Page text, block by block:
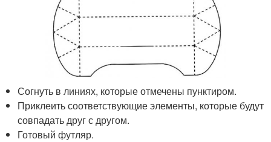
Согнуть в линиях, которые отмечены пунктиром.
Приклеить соответствующие элементы, которые будут
совпадать друг с другом.
Готовый футляр.